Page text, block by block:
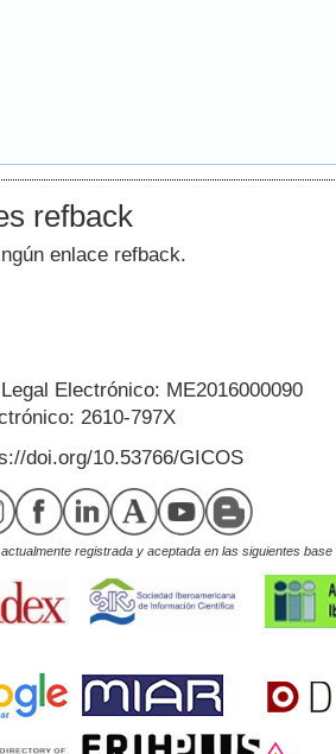
refback
enlace refback.
Electrónico: ME2016000090
2610-797X
doi.org/10.53766/GICOS
registrada y aceptada en las siguientes